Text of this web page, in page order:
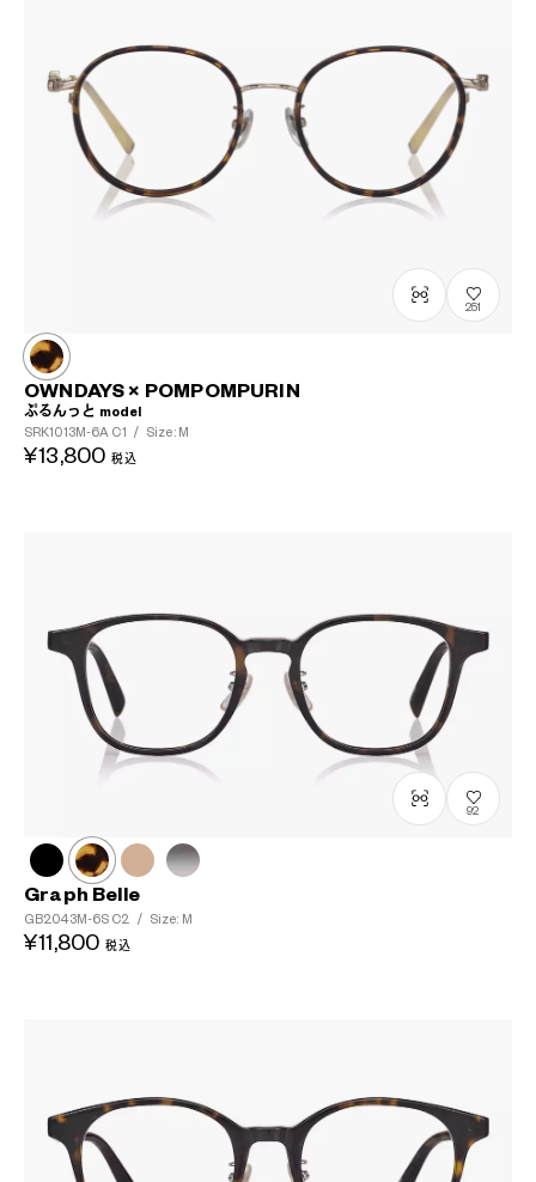
251
OWNDAYS × POMPOMPURIN
ぷるんっと model
SRK1013M-6A C1 / Size: M
¥13,800 税込
92
Graph Belle
GB2043M-6S C2 / Size: M
¥11,800 税込